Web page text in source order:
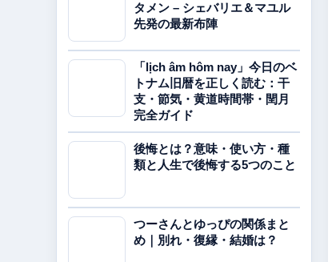
タメン – シェバリエ＆マユル
先発の最新布陣
「lịch âm hôm nay」今日のベ
トナム旧暦を正しく読む：干
支・節気・黄道時間帯・閏月
完全ガイド
後悔とは？意味・使い方・種
類と人生で後悔する5つのこと
つーさんとゆっぴの関係まと
め｜別れ・復縁・結婚は？